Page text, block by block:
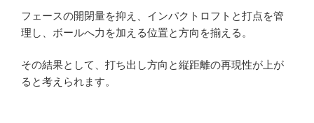
フェースの開閉量を抑え、インパクトロフトと打点を管
理し、ボールへ力を加える位置と方向を揃える。
その結果として、打ち出し方向と縦距離の再現性が上が
ると考えられます。